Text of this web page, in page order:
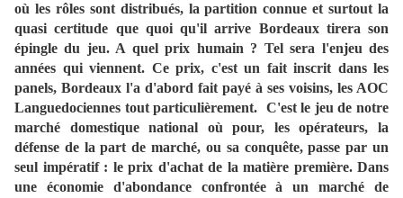
où les rôles sont distribués, la partition connue et surtout la
quasi certitude que quoi qu'il arrive Bordeaux tirera son
épingle du jeu. A quel prix humain ? Tel sera l'enjeu des
années qui viennent. Ce prix, c'est un fait inscrit dans les
panels, Bordeaux l'a d'abord fait payé à ses voisins, les AOC
Languedociennes tout particulièrement. C'est le jeu de notre
marché domestique national où pour, les opérateurs, la
défense de la part de marché, ou sa conquête, passe par un
seul impératif : le prix d'achat de la matière première. Dans
une économie d'abondance confrontée à un marché de